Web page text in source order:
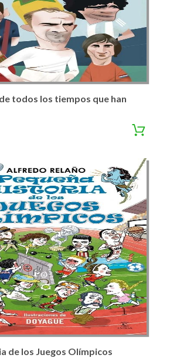
todos los tiempos que han
de los Juegos Olímpicos